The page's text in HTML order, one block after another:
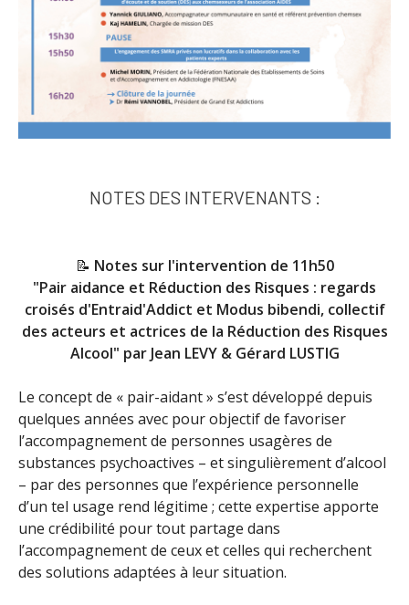
NOTES DES INTERVENANTS :
📝 Notes sur l'intervention de 11h50
"Pair aidance et Réduction des Risques : regards
croisés d'Entraid'Addict et Modus bibendi, collectif
des acteurs et actrices de la Réduction des Risques
Alcool" par Jean LEVY & Gérard LUSTIG
Le concept de « pair-aidant » s’est développé depuis
quelques années avec pour objectif de favoriser
l’accompagnement de personnes usagères de
substances psychoactives – et singulièrement d’alcool
– par des personnes que l’expérience personnelle
d’un tel usage rend légitime ; cette expertise apporte
une crédibilité pour tout partage dans
l’accompagnement de ceux et celles qui recherchent
des solutions adaptées à leur situation.